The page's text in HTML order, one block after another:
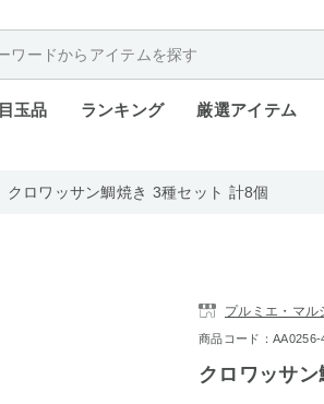
目玉品 ランキング 厳選アイテム
クロワッサン鯛焼き 3種セット 計8個
プルミエ・マル
商品コード：
クロワッサ